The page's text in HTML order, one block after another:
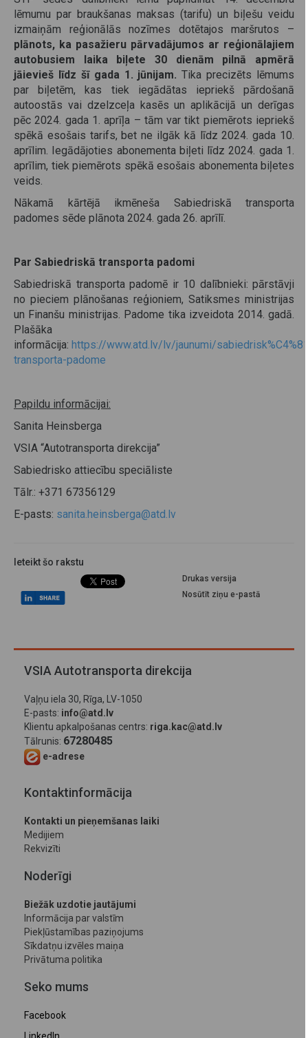
lēmumu par braukšanas maksas (tarifu) un biļešu veidu
izmaiņām reģionālās nozīmes dotētajos maršrutos –
plānots, ka pasažieru pārvadājumos ar reģionālajiem
autobusiem laika biļete 30 dienām pilnā apmērā
jāievieš līdz šī gada 1. jūnijam. Tika precizēts lēmums
par biļetēm, kas tiek iegādātas iepriekš pārdošanā
autoostās vai dzelzceļa kasēs un aplikācijā un derīgas
pēc 2024. gada 1. aprīļa – tām var tikt piemērots iepriekš
spēkā esošais tarifs, bet ne ilgāk kā līdz 2024. gada 10.
aprīlim. Iegādājoties abonementa biļeti līdz 2024. gada 1.
aprīlim, tiek piemērots spēkā esošais abonementa biļetes
veids.
Nākamā kārtējā ikmēneša Sabiedriskā transporta
padomes sēde plānota 2024. gada 26. aprīlī.
Par Sabiedriskā transporta padomi
Sabiedriskā transporta padomē ir 10 dalībnieki: pārstāvji
no pieciem plānošanas reģioniem, Satiksmes ministrijas
un Finanšu ministrijas. Padome tika izveidota 2014. gadā.
Plašāka
informācija: https://www.atd.lv/lv/jaunumi/
transporta-padome
Papildu informācijai:
Sanita Heinsberga
VSIA “Autotransporta direkcija”
Sabiedrisko attiecību speciāliste
Tālr.: +371 67356129
E-pasts: sanita.heinsberga@atd.lv
Ieteikt šo rakstu
Drukas versija
Nosūtīt ziņu e-pastā
VSIA Autotransporta direkcija
Vaļņu iela 30, Rīga, LV-1050
E-pasts: info@atd.lv
Klientu apkalpošanas centrs: riga.kac@atd.lv
Tālrunis: 67280485
e-adrese
Kontaktinformācija
Kontakti un pieņemšanas laiki
Medijiem
Rekvizīti
Noderīgi
Biežāk uzdotie jautājumi
Informācija par valstīm
Piekļūstamības paziņojums
Sīkdatņu izvēles maiņa
Privātuma politika
Seko mums
Facebook
LinkedIn